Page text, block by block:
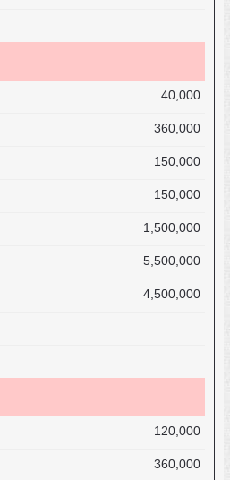
40,000
360,000
150,000
150,000
1,500,000
5,500,000
4,500,000
120,000
360,000